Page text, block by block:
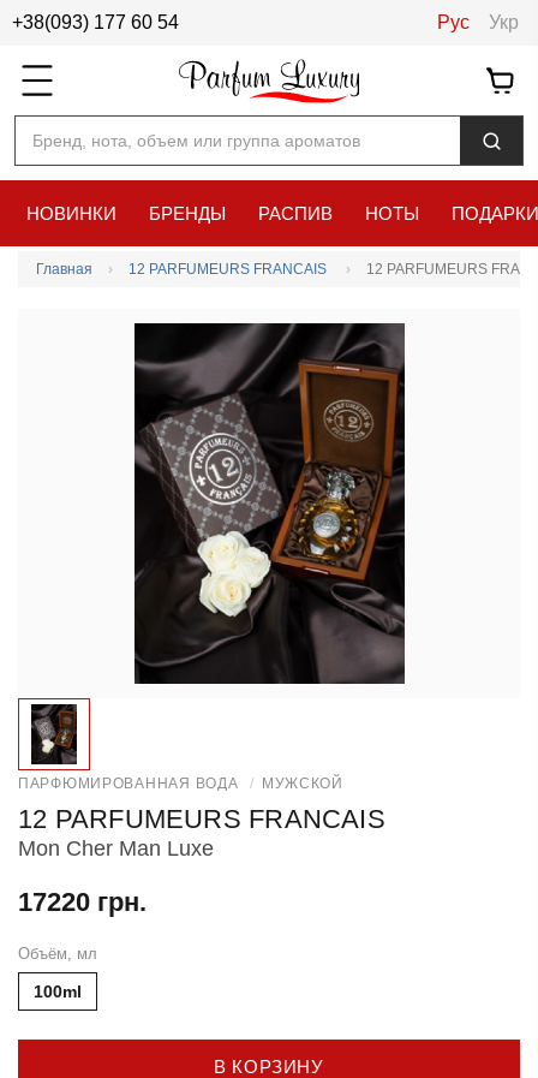
+38(093) 177 60 54 Рус Укр
Бренд, нота, объем или группа ароматов
НОВИНКИ БРЕНДЫ РАСПИВ НОТЫ ПОДАРКИ
Главная 12 PARFUMEURS FRANCAIS 12 PARFUMEURS
ПАРФЮМИРОВАННАЯ ВОДА / МУЖСКОЙ
12 PARFUMEURS FRANCAIS
Mon Cher Man Luxe
17220 грн.
Объём, мл
100ml
В КОРЗИНУ